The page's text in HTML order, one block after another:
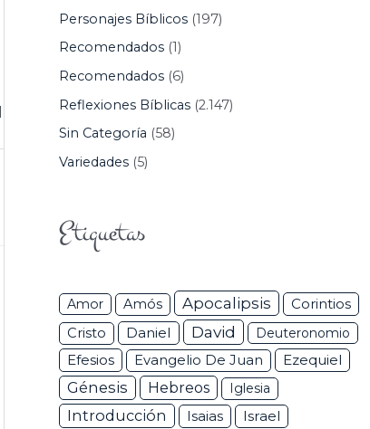
Personajes Bíblicos(197)
Recomendados(1)
Recomendados(6)
Reflexiones Bíblicas(2.147)
Sin Categoría (58)
Variedades(5)
Etiquetas
Amor Amós Apocalipsis Corintios
Cristo Daniel David Deuteronomio
Efesios Evangelio De Juan Ezequiel
Génesis Hebreos Iglesia
Introducción Isaias Israel